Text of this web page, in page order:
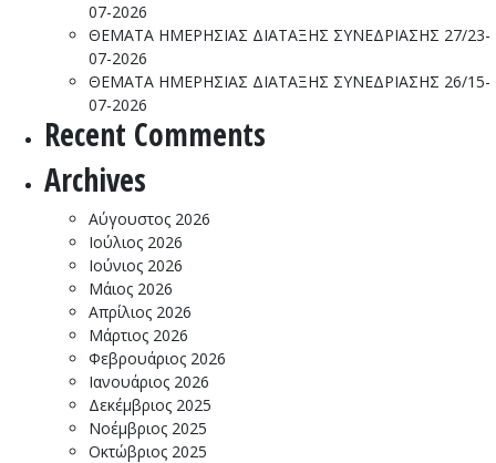
ΤΗΣ
ΣΤΟΝ
07-2026
ΘΕΜΑΤΑ ΗΜΕΡΗΣΙΑΣ ΔΙΑΤΑΞΗΣ ΣΥΝΕΔΡΙΑΣΗΣ 27/23-
07-2026
ΘΕΜΑΤΑ ΗΜΕΡΗΣΙΑΣ ΔΙΑΤΑΞΗΣ ΣΥΝΕΔΡΙΑΣΗΣ 26/15-
07-2026
Recent Comments
Archives
Αύγουστος 2026
Ιούλιος 2026
Ιούνιος 2026
Μάιος 2026
Απρίλιος 2026
Μάρτιος 2026
Φεβρουάριος 2026
Ιανουάριος 2026
Δεκέμβριος 2025
Νοέμβριος 2025
Οκτώβριος 2025